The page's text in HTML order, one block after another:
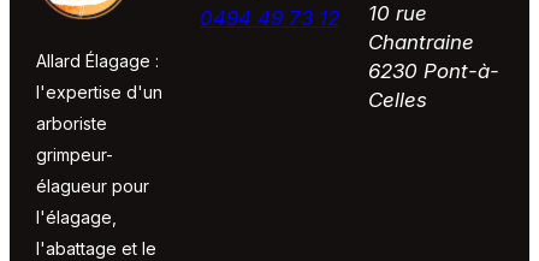
Allard Élagage :
l'expertise d'un
arboriste
grimpeur-
élagueur pour
l'élagage,
l'abattage et le
0494 49 73 12
10 rue
Chantraine
6230 Pont-à-
Celles